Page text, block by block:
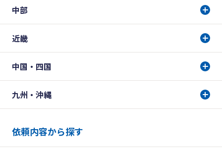
中部
近畿
中国・四国
九州・沖縄
依頼内容から探す